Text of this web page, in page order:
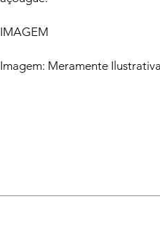
IMAGEM
Imagem: Meramente Ilustrativa